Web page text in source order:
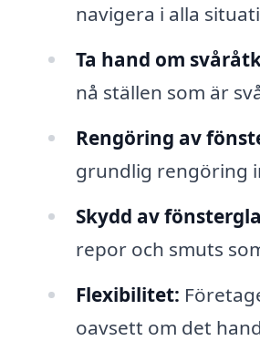
navigera i alla
Ta hand om
nå ställen som är
Rengöring av
grundlig rengöring
Skydd av
repor och smuts
Flexibilitet:
oavsett om det